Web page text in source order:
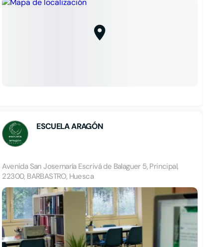
ESCUELA ARAGÓN
Avenida San Josemaría Escrivá de Balaguer 5, Principal,
22300, BARBASTRO, Huesca